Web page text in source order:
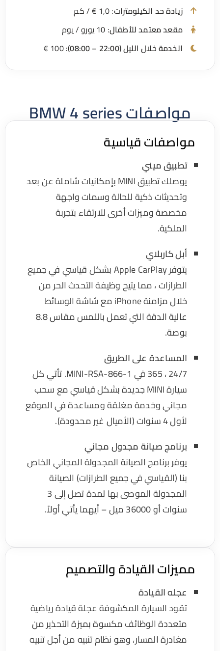
زيادة حد الكيلومترات: 1,0 € / كم
مقعد معتمد للأطفال: 10 يورو / يوم
الخدمة خلال الليل (22:00 – 08:00)
: 100 €
مواصفات BMW 4 series
قياسية
تطبيق ميني
يوصلك تطبيق MINI بإمكانيات شاملة عن بعد
وتحديثات ذكية للحالة وسمات واجهة
مخصصة وميزات أخرى للارتقاء بتجربة
الملكية.
أبل كاربلاي
يتوفر Apple CarPlay بشكل قياسي في جميع
الطرازات ، مما يتيح وظيفة التحدث الحر من
خلال مزامنة iPhone مع شاشة الوسائط
عالية الدقة التي تعمل باللمس مقاس 8.8
المساعدة على الطريق
24/7 ، 365 في 1-866-MINI-RSA. تأتي كل
سيارة MINI جديدة بشكل قياسي مع سحب
مجاني وخدمة مغلقة ومساعدة في الموقع
برنامج صيانة مجدول مجاني
يوفر برنامج الصيانة المجدولة المجاني الخاص
بنا (القياسي في جميع الطرازات) الصيانة
المجدولة الموصى بها لمدة تصل إلى 3
سنوات أو 36000 ميل – أيهما يأتي أولاً.
القيادة والتصميم
عجله القيادة
تقود السيارة المكشوفة عجلة قيادة رياضية
متعددة الوظائف مكسوة بميزة التحذير من
مغادرة المسار، وهو نظام تنبيه من أجل تنبيه